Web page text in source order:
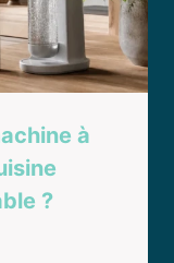
à
?